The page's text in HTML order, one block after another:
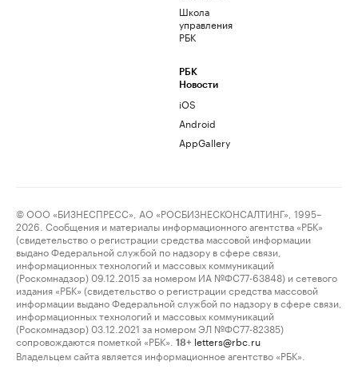
Школа
управления
РБК
РБК
Новости
iOS
Android
AppGallery
© ООО «БИЗНЕСПРЕСС», АО «РОСБИЗНЕСКОНСАЛТИНГ», 1995–
2026. Сообщения и материалы информационного агентства «РБК»
(свидетельство о регистрации средства массовой информации
выдано Федеральной службой по надзору в сфере связи,
информационных технологий и массовых коммуникаций
(Роскомнадзор) 09.12.2015 за номером ИА №ФС77-63848) и сетевого
издания «РБК» (свидетельство о регистрации средства массовой
информации выдано Федеральной службой по надзору в сфере связи,
информационных технологий и массовых коммуникаций
(Роскомнадзор) 03.12.2021 за номером ЭЛ №ФС77-82385)
сопровождаются пометкой «РБК».
18+ letters@rbc.ru
Владельцем сайта является информационное агентство «РБК».